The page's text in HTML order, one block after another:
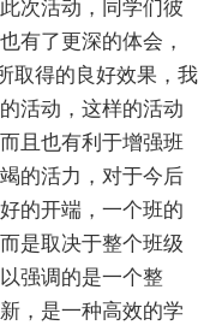
次活动，同学们彼
有了更深的体会，
取得的良好效果，我
活动，这样的活动
且也有利于增强班
的活力，对于今后
的开端，一个班的
是取决于整个班级
强调的是一个整
，是一种高效的学